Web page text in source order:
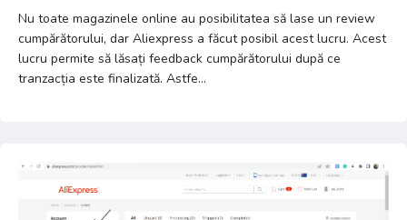
Nu toate magazinele online au posibilitatea să lase un review
cumpărătorului, dar Aliexpress a făcut posibil acest lucru. Acest
lucru permite să lăsați feedback cumpărătorului după ce
tranzacția este finalizată. Astfe...